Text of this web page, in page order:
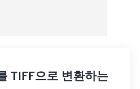
TIFF으로 변환하는